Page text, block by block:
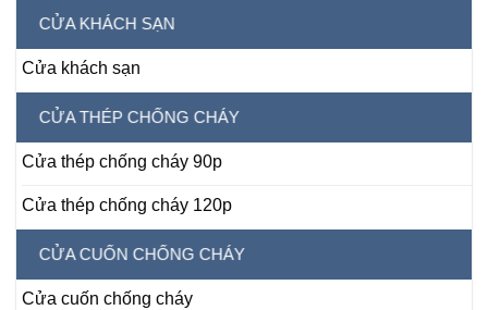
CỬA KHÁCH SẠN
Cửa khách sạn
CỬA THÉP CHỐNG CHÁY
Cửa thép chống cháy 90p
Cửa thép chống cháy 120p
CỬA CUỐN CHỐNG CHÁY
Cửa cuốn chống cháy